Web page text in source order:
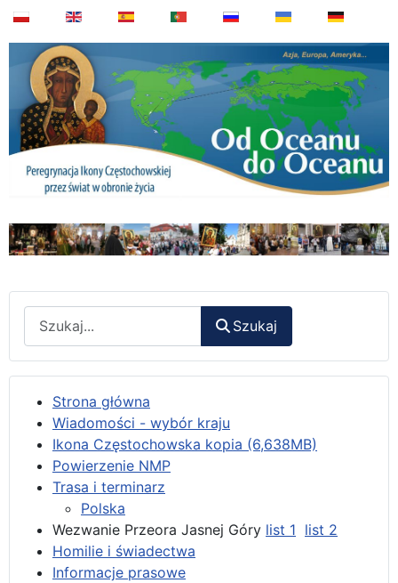
Szukaj
Strona główna
Wiadomości - wybór kraju
Ikona Częstochowska kopia (6,638MB)
Powierzenie NMP
Trasa i terminarz
Polska
Wezwanie Przeora Jasnej Góry list 1 list 2
Homilie i świadectwa
Informacje prasowe